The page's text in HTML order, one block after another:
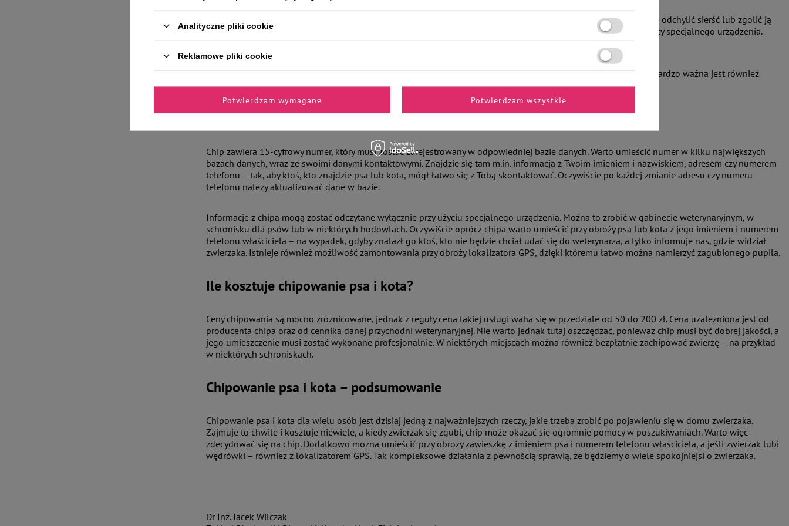
Jeśli okaże się, że zwierzę nie ma chipa, weterynarz może przystąpić do rozpoczęcia procedury. Może on delikatnie odchylić sierść lub zgolić ją
w miejscu, w którym zaaplikowany zostanie chip. Po wyjęciu sterylnego chipa umieszcza go pod skórą przy pomocy specjalnego urządzenia.
Po wstrzyknięciu chipa lekarz sprawdza, czy jest umieszczony prawidłowo i czy możliwe jest dokonanie odczytu. Bardzo ważna jest również
weryfikacja 15-cyfrowego numeru, który jest niepowtarzalny i przypisany jest do konkretnego zwierzęcia.
Jakie informacje zawiera chip dla psa lub kota?
Chip zawiera 15-cyfrowy numer, który musi zostać zarejestrowany w odpowiedniej bazie danych. Warto umieścić numer w kilku największych
bazach danych, wraz ze swoimi danymi kontaktowymi. Znajdzie się tam m.in. informacja z Twoim imieniem i nazwiskiem, adresem czy numerem
telefonu – tak, aby ktoś, kto znajdzie psa lub kota, mógł łatwo się z Tobą skontaktować. Oczywiście po każdej zmianie adresu czy numeru
telefonu należy aktualizować dane w bazie.
Informacje z chipa mogą zostać odczytane wyłącznie przy użyciu specjalnego urządzenia. Można to zrobić w gabinecie weterynaryjnym, w
schronisku dla psów lub w niektórych hodowlach. Oczywiście oprócz chipa warto umieścić przy obroży psa lub kota z jego imieniem i numerem
telefonu właściciela – na wypadek, gdyby znalazł go ktoś, kto nie będzie chciał udać się do weterynarza, a tylko informuje nas, gdzie widział
zwierzaka. Istnieje również możliwość zamontowania przy obroży lokalizatora GPS, dzięki któremu łatwo można namierzyć zagubionego pupila.
Ile kosztuje chipowanie psa i kota?
Ceny chipowania są mocno zróżnicowane, jednak z reguły cena takiej usługi waha się w przedziale od 50 do 200 zł. Cena uzależniona jest od
producenta chipa oraz od cennika danej przychodni weterynaryjnej. Nie warto jednak tutaj oszczędzać, ponieważ chip musi być dobrej jakości, a
jego umieszczenie musi zostać wykonane profesjonalnie. W niektórych miejscach można również bezpłatnie zachipować zwierzę – na przykład
w niektórych schroniskach.
Chipowanie psa i kota – podsumowanie
Chipowanie psa i kota dla wielu osób jest dzisiaj jedną z najważniejszych rzeczy, jakie trzeba zrobić po pojawieniu się w domu zwierzaka.
Zajmuje to chwile i kosztuje niewiele, a kiedy zwierzak się zgubi, chip może okazać się ogromnie pomocy w poszukiwaniach. Warto więc
zdecydować się na chip. Dodatkowo można umieścić przy obroży zawieszkę z imieniem psa i numerem telefonu właściciela, a jeśli zwierzak lubi
wędrówki – również z lokalizatorem GPS. Tak kompleksowe działania z pewnością sprawią, że będziemy o wiele spokojniejsi o zwierzaka.
Dr Inż. Jacek Wilczak
Analityczne pliki cookie
Reklamowe pliki cookie
Potwierdzam wymagane Potwierdzam wszystkie